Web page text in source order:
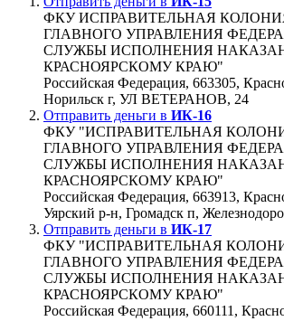
ФКУ ИСПРАВИТЕЛЬНАЯ
ГЛАВНОГО УПРАВЛЕНИЯ
СЛУЖБЫ ИСПОЛНЕНИЯ
КРАСНОЯРСКОМУ КРАЮ"
Российская Федерация, 663305,
Норильск г, УЛ ВЕТЕРАНОВ, 24
Отправить деньги в ИК-16
ФКУ "ИСПРАВИТЕЛЬНАЯ
ГЛАВНОГО УПРАВЛЕНИЯ
СЛУЖБЫ ИСПОЛНЕНИЯ
КРАСНОЯРСКОМУ КРАЮ"
Российская Федерация, 663913,
Уярский р-н, Громадск п,
Отправить деньги в ИК-17
ФКУ "ИСПРАВИТЕЛЬНАЯ
ГЛАВНОГО УПРАВЛЕНИЯ
СЛУЖБЫ ИСПОЛНЕНИЯ
КРАСНОЯРСКОМУ КРАЮ"
Российская Федерация, 660111,